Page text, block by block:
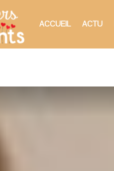
ACCUEIL ACTU